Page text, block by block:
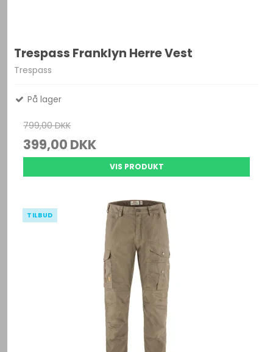
Trespass Franklyn Herre Vest
Trespass
På lager
799,00 DKK
399,00 DKK
VIS PRODUKT
TILBUD